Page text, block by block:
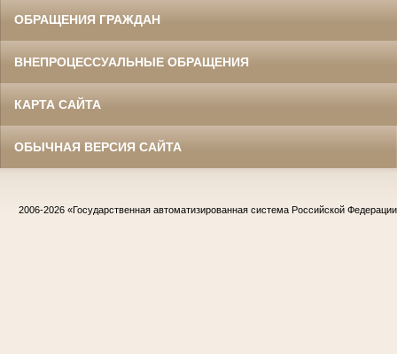
ОБРАЩЕНИЯ ГРАЖДАН
ВНЕПРОЦЕССУАЛЬНЫЕ ОБРАЩЕНИЯ
КАРТА САЙТА
ОБЫЧНАЯ ВЕРСИЯ САЙТА
2006-2026 «Государственная автоматизированная система Российской